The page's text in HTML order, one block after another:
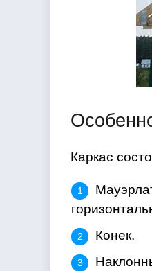
Каркас
Конек.